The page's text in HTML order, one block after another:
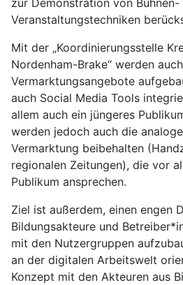
Veranstaltungstechniken
Mit der „Koordinierungsstelle
Nordenham-Brake“ werden
Vermarktungsangebote
auch Social Media Tools
allem auch ein jüngeres
werden jedoch auch die
Vermarktung beibehalten
regionalen Zeitungen), die vor
Publikum ansprechen.
Ziel ist außerdem, einen engen
Bildungsakteure und
mit den Nutzergruppen
an der digitalen Arbeitswelt
Konzept mit den Akteuren aus